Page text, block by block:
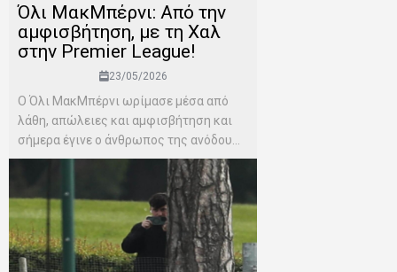
Όλι ΜακΜπέρνι: Aπό την
αμφισβήτηση, με τη Χαλ
στην Premier League!
23/05/2026
Ο Όλι ΜακΜπέρνι ωρίμασε μέσα από
λάθη, απώλειες και αμφισβήτηση και
σήμερα έγινε ο άνθρωπος της ανόδου...